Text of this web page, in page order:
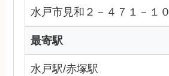
水戸市見和２－４７１－１０
最寄駅
水戸駅/赤塚駅